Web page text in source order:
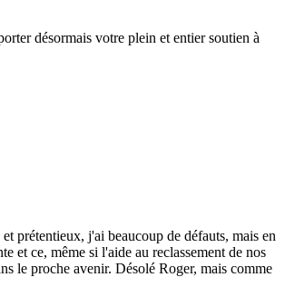
désormais votre plein et entier soutien à
prétentieux, j'ai beaucoup de défauts, mais en
et ce, même si l'aide au reclassement de nos
le proche avenir. Désolé Roger, mais comme